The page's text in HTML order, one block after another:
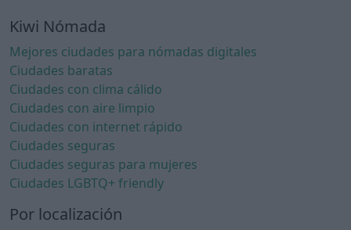
Kiwi Nómada
Mejores ciudades para nómadas digitales
Ciudades baratas
Ciudades con clima cálido
Ciudades con aire limpio
Ciudades con internet rápido
Ciudades seguras
Ciudades seguras para mujeres
Ciudades LGBTQ+ friendly
Por localización